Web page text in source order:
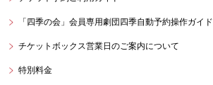
「四季の会」会員専用劇団四季自動予約操作ガイド
チケットボックス営業日のご案内について
特別料金